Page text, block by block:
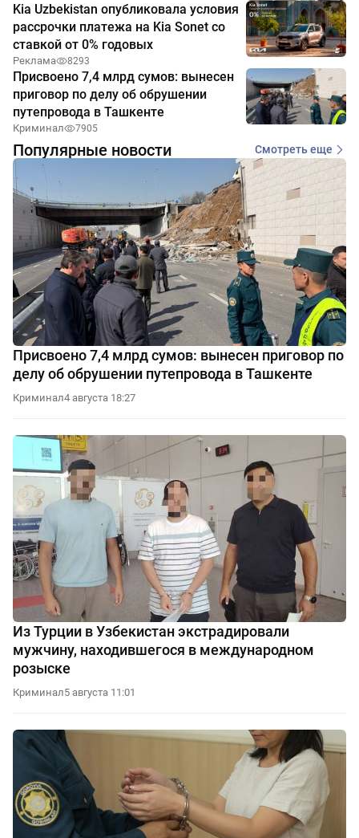
Kia Uzbekistan опубликовала условия
рассрочки платежа на Kia Sonet со
ставкой от 0% годовых
Реклама 8293
Присвоено 7,4 млрд сумов: вынесен
приговор по делу об обрушении
путепровода в Ташкенте
Криминал 7905
Популярные новости Смотреть еще
Присвоено 7,4 млрд сумов: вынесен приговор по
делу об обрушении путепровода в Ташкенте
Криминал4 августа 18:27
Из Турции в Узбекистан экстрадировали
мужчину, находившегося в международном
розыске
Криминал5 августа 11:01